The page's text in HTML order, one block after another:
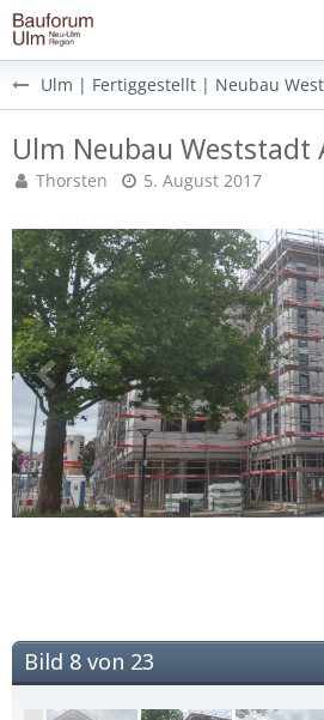
Ulm | Fertiggestellt | Neubau
Ulm Neubau Weststadt
Thorsten 5. August 2017
Bild 8 von 23